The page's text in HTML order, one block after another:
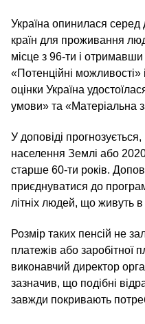
Україна опинилася
країн для проживання
місце з 96-ти і отримавши
«Потенційні
оцінки Україна
умови» та «Матеріальна
У доповіді
населення Землі або 2020
старше 60-ти років.
приєднуватися до
літніх людей, що живуть
Розмір таких пенсій не
платежів або заробітної
виконавчий директор
зазначив, що подібні
завжди покривають